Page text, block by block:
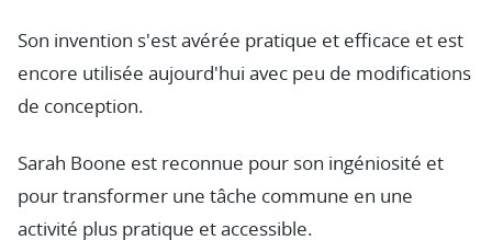
Son invention s'est avérée pratique et efficace et est
encore utilisée aujourd'hui avec peu de modifications
de conception.
Sarah Boone est reconnue pour son ingéniosité et
pour transformer une tâche commune en une
activité plus pratique et accessible.